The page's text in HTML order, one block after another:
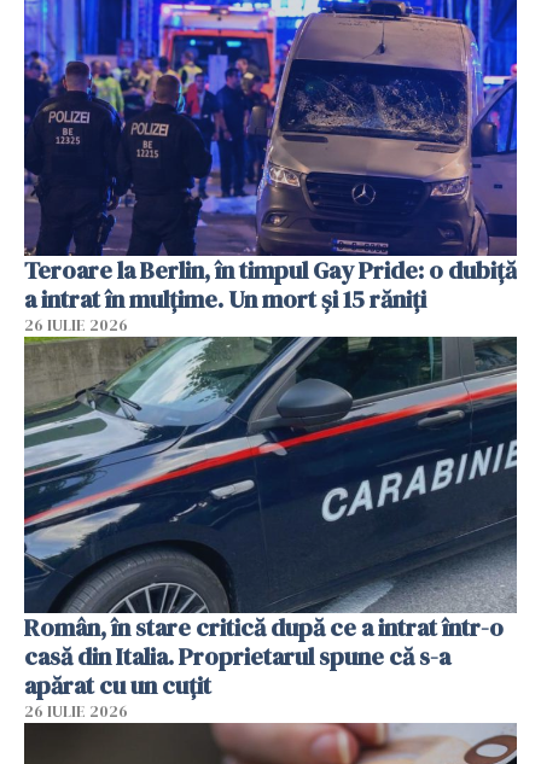
Teroare la Berlin, în timpul Gay Pride: o dubiță
a intrat în mulțime. Un mort și 15 răniți
26 IULIE 2026
Român, în stare critică după ce a intrat într-o
casă din Italia. Proprietarul spune că s-a
apărat cu un cuțit
26 IULIE 2026